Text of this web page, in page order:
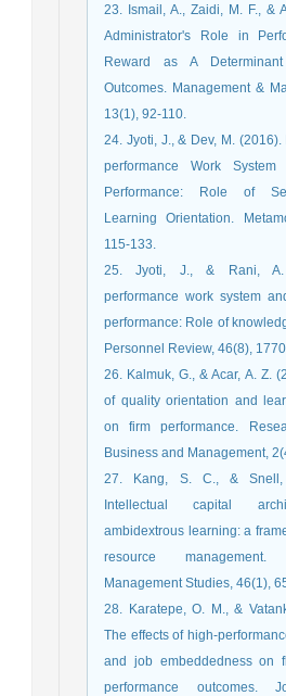
23. Ismail, A., Zaidi, M. F., &
Administrator's Role in
Reward as A
Outcomes. Management &
13(1), 92-110.
24. Jyoti, J., & Dev, M.
performance Work System
Performance: Role of
Learning Orientation.
115-133.
25. Jyoti, J., & Rani, A.
performance work system
performance: Role of
Personnel Review, 46(8),
26. Kalmuk, G., & Acar, A. Z.
of quality orientation and
on firm performance.
Business and Management,
27. Kang, S. C., &
Intellectual capital
ambidextrous learning: a
resource
Management Studies, 46(1),
28. Karatepe, O. M., &
The effects of high-
and job embeddedness on
performance outcomes.